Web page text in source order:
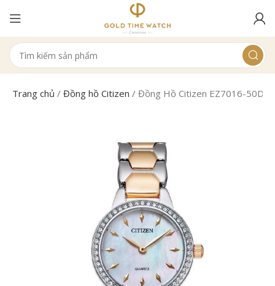
Trang chủ /Đồng hồ Citizen /Đồng Hồ Citizen EZ7016-50D